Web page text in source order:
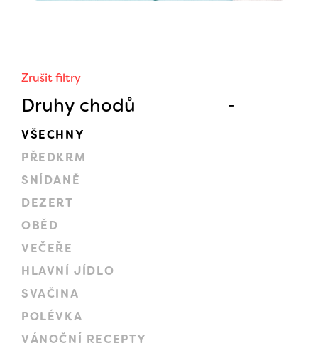
Zrušit filtry
Druhy chodů
VŠECHNY
PŘEDKRM
SNÍDANĚ
DEZERT
OBĚD
VEČEŘE
HLAVNÍ JÍDLO
SVAČINA
POLÉVKA
VÁNOČNÍ RECEPTY